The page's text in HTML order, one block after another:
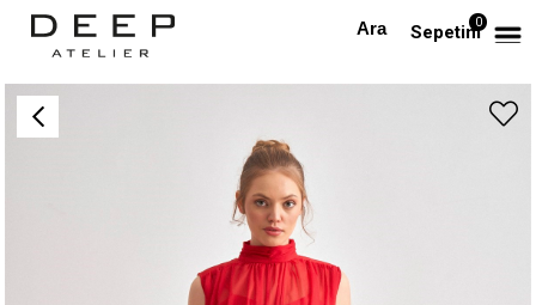
Sepetim0
Anasayfa Şifon Midi Boy Tasarım Elbise (Kırmızı)